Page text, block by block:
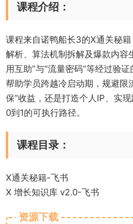
课程介绍：
课程来自诺鸭船长3的X通关秘
解析、算法机制拆解及爆款内容
用互助”与“流量密码”等经过验
帮助学员跨越冷启动期，规避限
保”收益，还是打造个人IP、实
0到1的可执行路径。
课程目录：
X通关秘籍-飞书
X 增长知识库 v2.0-飞书
资源下载